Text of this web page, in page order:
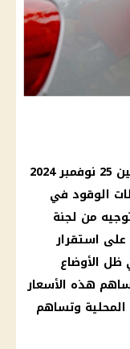
الإثنين 25 نوفمبر 2024
الوقود في
من لجنة
استقرار
الأوضاع
هذه الأسعار
المحلية وتساهم